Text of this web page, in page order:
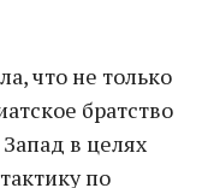
что не только
братство
в целях
по